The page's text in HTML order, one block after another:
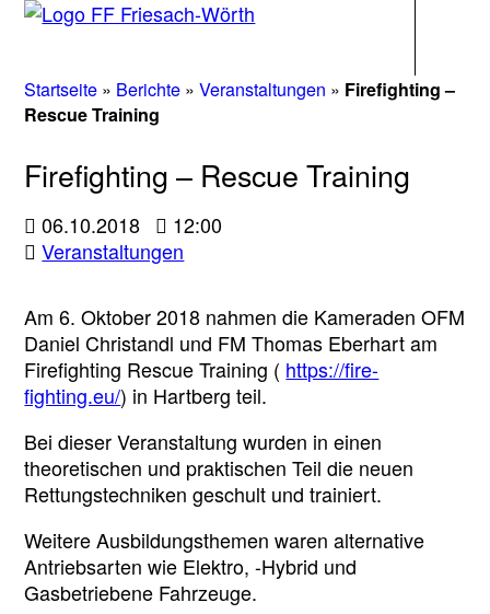
Startseite » Berichte »Veranstaltungen » Firefighting –
Rescue Training
Firefighting – Rescue Training
06.10.2018
12:00
Veranstaltungen
Am 6. Oktober 2018 nahmen die Kameraden OFM
Daniel Christandl und FM Thomas Eberhart am
Firefighting Rescue Training ( https://fire-
fighting.eu/) in Hartberg teil.
Bei dieser Veranstaltung wurden in einen
theoretischen und praktischen Teil die neuen
Rettungstechniken geschult und trainiert.
Weitere Ausbildungsthemen waren alternative
Antriebsarten wie Elektro, -Hybrid und
Gasbetriebene Fahrzeuge.